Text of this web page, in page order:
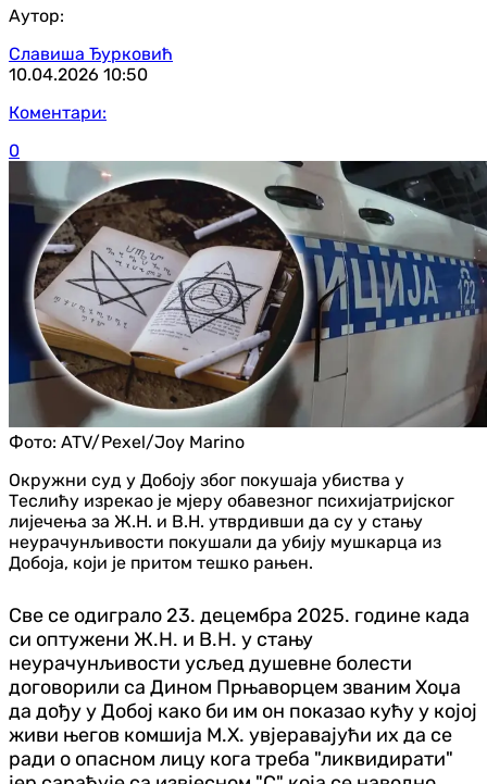
Аутор:
Славиша Ђурковић
10.04.2026 10:50
Коментари:
0
Фото: ATV/Pexel/Joy Marino
Окружни суд у Добоју због покушаја убиства у
Теслићу изрекао је мјеру обавезног психијатријског
лијечења за Ж.Н. и В.Н. утврдивши да су у стању
неурачунљивости покушали да убију мушкарца из
Добоја, који је притом тешко рањен.
Све се одиграло 23. децембра 2025. године када
си оптужени Ж.Н. и В.Н. у стању
неурачунљивости усљед душевне болести
договорили са Дином Прњаворцем званим Хоџа
да дођу у Добој како би им он показао кућу у којој
живи његов комшија М.Х. увјеравајући их да се
ради о опасном лицу кога треба "ликвидирати"